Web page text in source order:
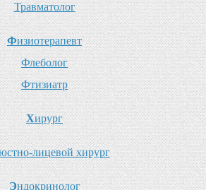
Травматолог
Физиотерапевт
Флеболог
Фтизиатр
Хирург
лицевой хирург
Эндокринолог